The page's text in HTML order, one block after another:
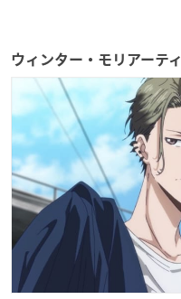
ウィンター・モリアーティ